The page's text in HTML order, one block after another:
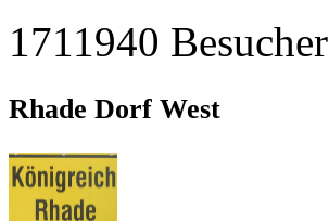
1711940 Besucher
Rhade Dorf West